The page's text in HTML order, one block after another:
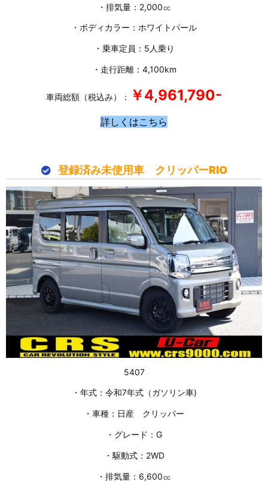
・排気量：2,000㏄
・ボディカラー：ホワイトパール
・乗車定員：5人乗り
・走行距離：4,100km
車両総額（税込み）： ￥4,961,790-
詳しくはこちら
登録済み未使用車 クリッパーRIO
5407
・年式：令和7年式（ガソリン車)
・車種：日産 クリッパー
・グレード：G
・駆動式：2WD
・排気量：6,600㏄